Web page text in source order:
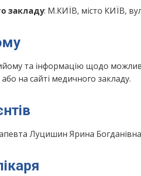
закладу: М.КИЇВ, місто КИЇВ,
та інформацію щодо
на сайті медичного закладу.
Луцишин Ярина